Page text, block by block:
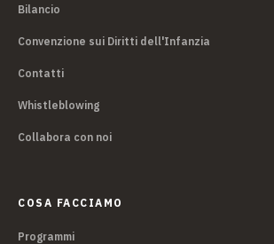
Bilancio
Convenzione sui Diritti dell'Infanzia
Contatti
Whistleblowing
Collabora con noi
COSA FACCIAMO
Programmi